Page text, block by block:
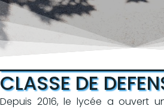
CLASSE DE
Depuis 2016, le lycée a ouvert